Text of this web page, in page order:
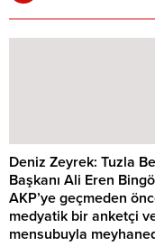
Deniz Zeyrek: Tuzla
Başkanı Ali Eren
AKP’ye geçmeden
medyatik bir anketçi
mensubuyla